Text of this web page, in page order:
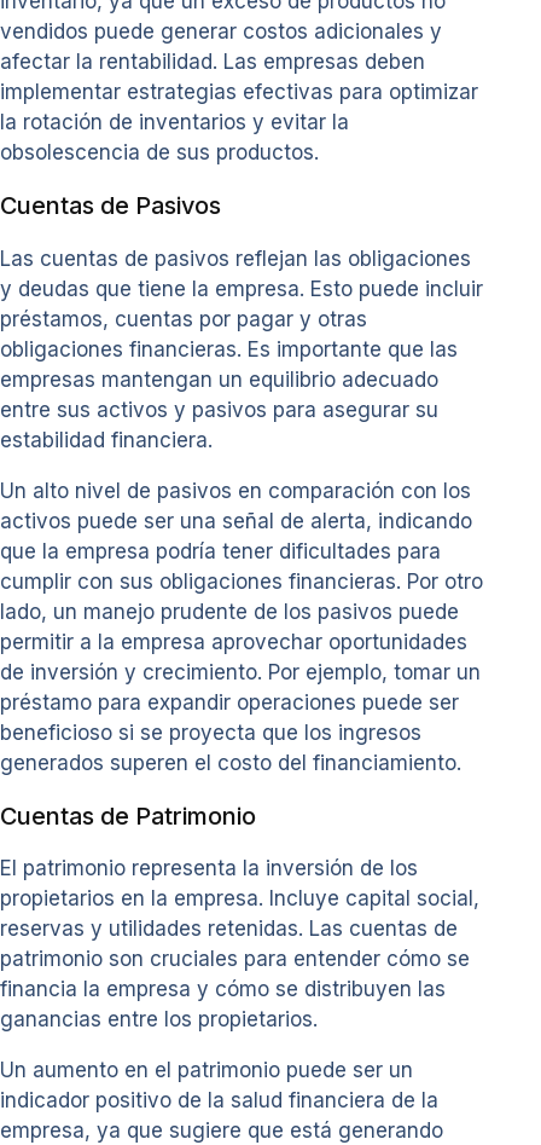
vendidos puede generar costos adicionales y
afectar la rentabilidad. Las empresas deben
implementar estrategias efectivas para optimizar
la rotación de inventarios y evitar la
obsolescencia de sus productos.
Cuentas de Pasivos
Las cuentas de pasivos reflejan las obligaciones
y deudas que tiene la empresa. Esto puede incluir
préstamos, cuentas por pagar y otras
obligaciones financieras. Es importante que las
empresas mantengan un equilibrio adecuado
entre sus activos y pasivos para asegurar su
estabilidad financiera.
Un alto nivel de pasivos en comparación con los
activos puede ser una señal de alerta, indicando
que la empresa podría tener dificultades para
cumplir con sus obligaciones financieras. Por otro
lado, un manejo prudente de los pasivos puede
permitir a la empresa aprovechar oportunidades
de inversión y crecimiento. Por ejemplo, tomar un
préstamo para expandir operaciones puede ser
beneficioso si se proyecta que los ingresos
generados superen el costo del financiamiento.
Cuentas de Patrimonio
El patrimonio representa la inversión de los
propietarios en la empresa. Incluye capital social,
reservas y utilidades retenidas. Las cuentas de
patrimonio son cruciales para entender cómo se
financia la empresa y cómo se distribuyen las
ganancias entre los propietarios.
Un aumento en el patrimonio puede ser un
indicador positivo de la salud financiera de la
empresa, ya que sugiere que está generando